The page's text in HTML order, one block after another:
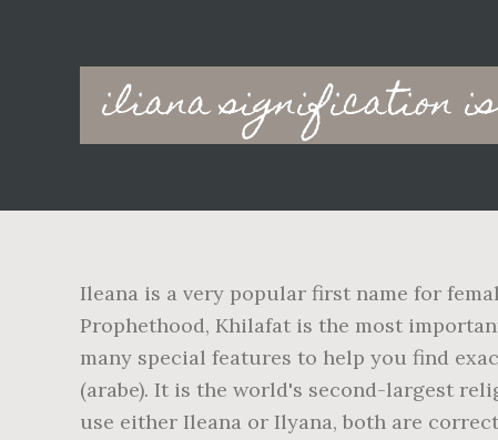
iliana signification
Main
navigation
Ileana is a very popular first name for
Prophethood, Khilafat is the most
many special features to help you find
(arabe). It is the world's second-largest
use either Ileana or Ilyana, both are